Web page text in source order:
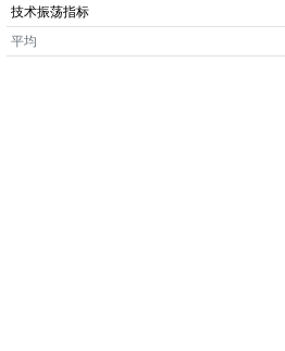
技术振荡指标
平均